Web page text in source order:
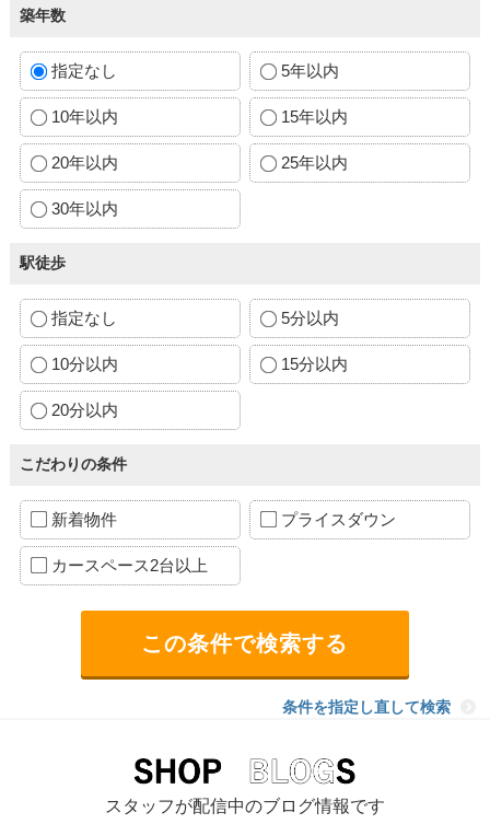
築年数
指定なし 5年以内
10年以内 15年以内
20年以内 25年以内
30年以内
駅徒歩
指定なし 5分以内
10分以内 15分以内
20分以内
こだわりの条件
新着物件 プライスダウン
カースペース2台以上
条件を指定し直して検索
スタッフが配信中のブログ情報です